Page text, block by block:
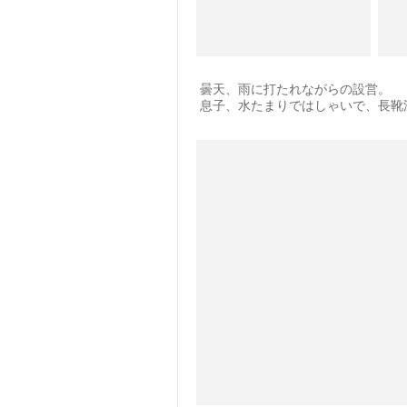
曇天、雨に打たれながらの設営。
息子、水たまりではしゃいで、長靴